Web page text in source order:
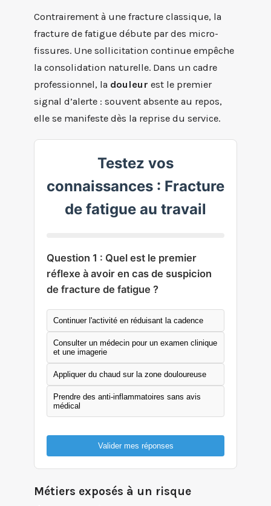
Contrairement à une fracture classique, la
fracture de fatigue débute par des micro-
fissures. Une sollicitation continue empêche
la consolidation naturelle. Dans un cadre
professionnel, la douleur est le premier
signal d’alerte : souvent absente au repos,
elle se manifeste dès la reprise du service.
Testez vos
connaissances : Fracture
de fatigue au travail
Question 1 : Quel est le premier
réflexe à avoir en cas de suspicion
de fracture de fatigue ?
Continuer l'activité en réduisant la cadence
Consulter un médecin pour un examen clinique
et une imagerie
Appliquer du chaud sur la zone douloureuse
Prendre des anti-inflammatoires sans avis
médical
Valider mes réponses
Métiers exposés à un risque